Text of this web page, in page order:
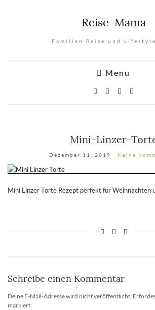
Reise-Mama
Familien Reise und
Menu
Mini-Linzer-
Dezember 11, 2019 Keine
Mini Linzer Torte Rezept perfekt für Weihnachten
Schreibe einen Kommentar
Deine E-Mail-Adresse wird nicht veröffentlicht.
markiert